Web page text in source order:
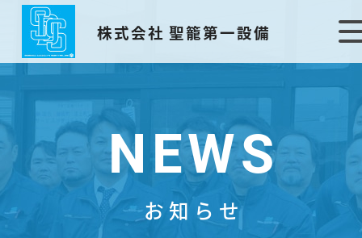
株式会社 聖籠第一設備
NEWS
お知らせ